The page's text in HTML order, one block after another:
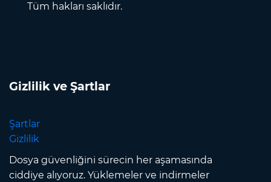
Tüm hakları saklıdır.
Gizlilik ve Şartlar
Şartlar
Gizlilik
Dosya güvenliğini sürecin her aşamasında
ciddiye alıyoruz. Yüklemeler ve indirmeler